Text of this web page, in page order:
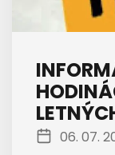
06. 07.